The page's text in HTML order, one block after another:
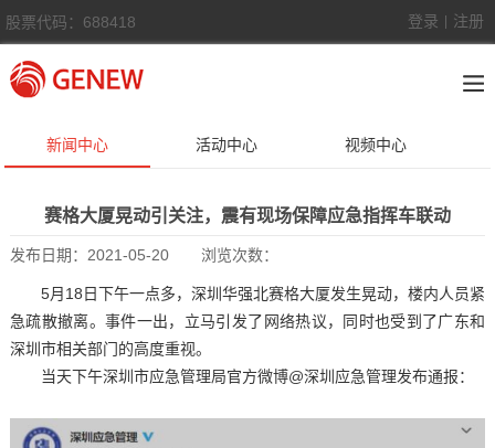
股票代码：688418 登录 注册
新闻中心 活动中心 视频中心
赛格大厦晃动引关注，震有现场保障应急指挥车联动
发布日期： 2021-05-20 浏览次数：
5月18日下午一点多，深圳华强北赛格大厦发生晃动，楼内人员紧
急疏散撤离。事件一出，立马引发了网络热议，同时也受到了广东和
深圳市相关部门的高度重视。
当天下午深圳市应急管理局官方微博@深圳应急管理发布通报：